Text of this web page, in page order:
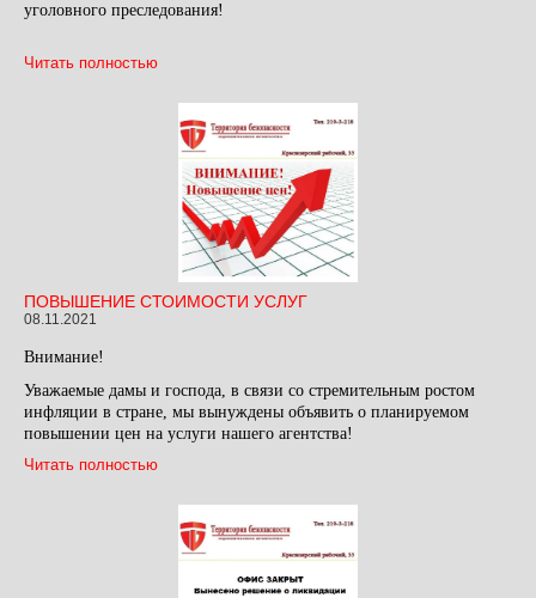
уголовного преследования!
Читать полностью
ПОВЫШЕНИЕ СТОИМОСТИ УСЛУГ
08.11.2021
Внимание!
Уважаемые дамы и господа, в связи со стремительным ростом
инфляции в стране, мы вынуждены объявить о планируемом
повышении цен на услуги нашего агентства!
Читать полностью